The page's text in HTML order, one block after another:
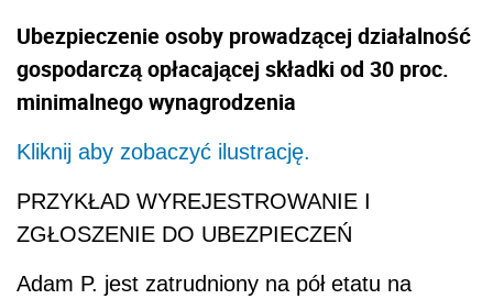
Ubezpieczenie osoby prowadzącej działalność
gospodarczą opłacającej składki od 30 proc.
minimalnego wynagrodzenia
Kliknij aby zobaczyć ilustrację.
PRZYKŁAD WYREJESTROWANIE I
ZGŁOSZENIE DO UBEZPIECZEŃ
Adam P. jest zatrudniony na pół etatu na